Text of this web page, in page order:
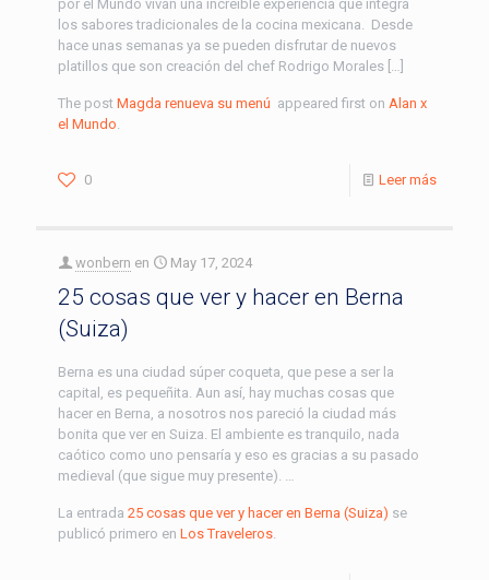
por el Mundo vivan una increíble experiencia que integra
los sabores tradicionales de la cocina mexicana. Desde
hace unas semanas ya se pueden disfrutar de nuevos
platillos que son creación del chef Rodrigo Morales […]
The post Magda renueva su menú appeared first on Alan x
el Mundo.
0 Leer más
wonbern en May 17, 2024
25 cosas que ver y hacer en Berna
(Suiza)
Berna es una ciudad súper coqueta, que pese a ser la
capital, es pequeñita. Aun así, hay muchas cosas que
hacer en Berna, a nosotros nos pareció la ciudad más
bonita que ver en Suiza. El ambiente es tranquilo, nada
caótico como uno pensaría y eso es gracias a su pasado
medieval (que sigue muy presente). …
La entrada 25 cosas que ver y hacer en Berna (Suiza) se
publicó primero en Los Traveleros.